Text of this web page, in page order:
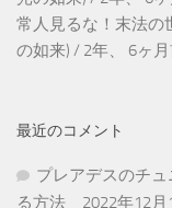
常人見るな！末法の
の如来) / 2年、 6ヶ
最近のコメント
プレアデスのチ
る方法 2022年12月